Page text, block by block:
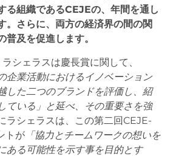
る組織であるCEJEの、年間を通し
。さらに、両方の経済界の間の関
及を促進します。
シェラスは慶長賞に関して、
企業活動におけるイノベーション
した二つのブランドを評価し、紹
ている」と延べ、その重要さを強
ラシェラスは、この第二回CEJE-
トが 「協力とチームワークの想いを
ある可能性を示す事を目的とす